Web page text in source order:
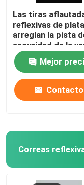
Las tiras
reflexivas de plata
arreglan la pista
seguridad de la
jadean 50 metros
metrosMejor
Contacto
Correas